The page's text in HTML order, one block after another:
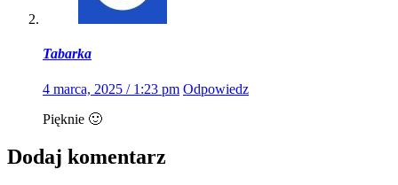
Tabarka
4 marca, 2025 / 1:23 pm Odpowiedz
Pięknie 🙂
Dodaj komentarz